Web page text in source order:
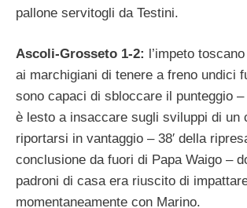
pallone servitogli da Testini.
Ascoli-Grosseto 1-2: l’impeto
ai marchigiani di tenere a freno undici
sono capaci di sbloccare il punteggio –
è lesto a insaccare sugli sviluppi di un
riportarsi in vantaggio – 38′ della
conclusione da fuori di Papa Waigo –
padroni di casa era riuscito di
momentaneamente con Marino.